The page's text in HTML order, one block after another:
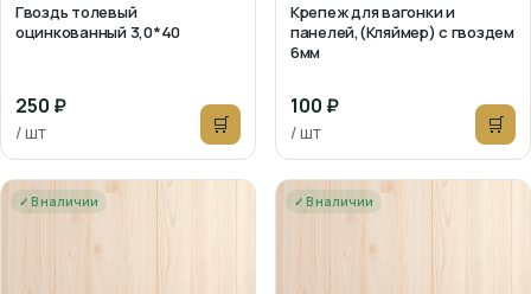
Гвоздь толевый
оцинкованный 3,0*40
250 ₽
/ шт 🛒
Крепеж для вагонки и
панелей,(Кляймер) с гвоздем
6мм
100 ₽
/ шт 🛒
✓ В наличии ✓ В наличии